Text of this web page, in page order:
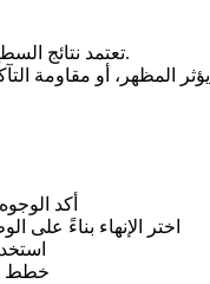
تعتمد نتائج السطح على السبيكة، وجودة الصب، وتحديد الوجه المرئي، والمعالجة المسبقة، وسمك الطلاء، وتحمل اللون، وحماية التعبئة بعد الإنهاء.
المظهر، أو مقاومة
أكد
اختر الإنهاء بناءً على
خطط